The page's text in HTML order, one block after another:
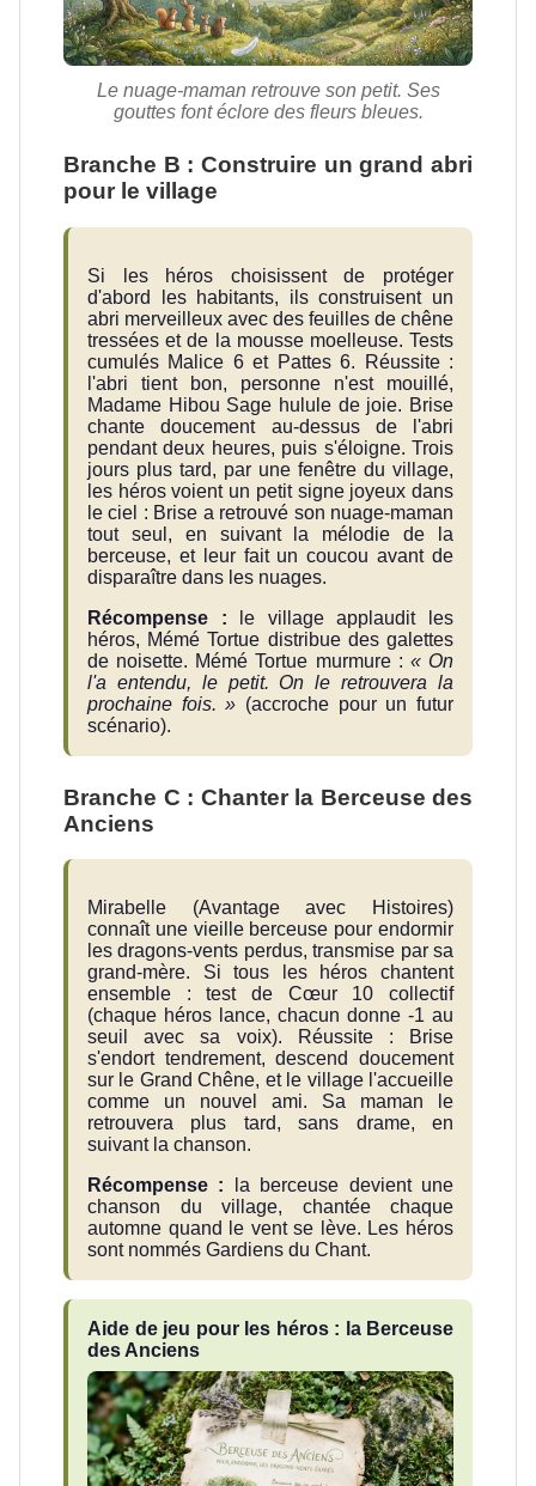
Le nuage-maman retrouve son petit. Ses
gouttes font éclore des fleurs bleues.
Branche B : Construire un grand abri
pour le village
Si les héros choisissent de protéger
d'abord les habitants, ils construisent un
abri merveilleux avec des feuilles de chêne
tressées et de la mousse moelleuse. Tests
cumulés Malice 6 et Pattes 6. Réussite :
l'abri tient bon, personne n'est mouillé,
Madame Hibou Sage hulule de joie. Brise
chante doucement au-dessus de l'abri
pendant deux heures, puis s'éloigne. Trois
jours plus tard, par une fenêtre du village,
les héros voient un petit signe joyeux dans
le ciel : Brise a retrouvé son nuage-maman
tout seul, en suivant la mélodie de la
berceuse, et leur fait un coucou avant de
disparaître dans les nuages.
Récompense : le village applaudit les
héros, Mémé Tortue distribue des galettes
de noisette. Mémé Tortue murmure : « On
l'a entendu, le petit. On le retrouvera la
prochaine fois. » (accroche pour un futur
scénario).
Branche C : Chanter la Berceuse des
Anciens
Mirabelle (Avantage avec Histoires)
connaît une vieille berceuse pour endormir
les dragons-vents perdus, transmise par sa
grand-mère. Si tous les héros chantent
ensemble : test de Cœur 10 collectif
(chaque héros lance, chacun donne -1 au
seuil avec sa voix). Réussite : Brise
s'endort tendrement, descend doucement
sur le Grand Chêne, et le village l'accueille
comme un nouvel ami. Sa maman le
retrouvera plus tard, sans drame, en
suivant la chanson.
Récompense : la berceuse devient une
chanson du village, chantée chaque
automne quand le vent se lève. Les héros
sont nommés Gardiens du Chant.
Aide de jeu pour les héros : la Berceuse
des Anciens